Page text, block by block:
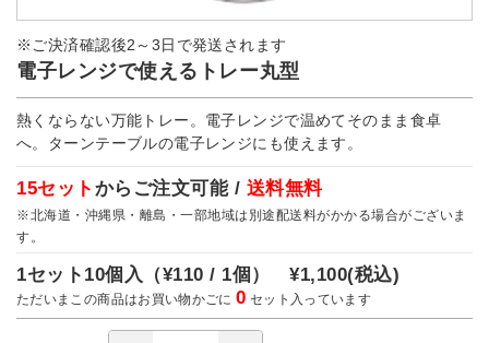
※ご決済確認後2～3日で発送されます
電子レンジで使えるトレー丸型
熱くならない万能トレー。電子レンジで温めてそのまま食卓
へ。ターンテーブルの電子レンジにも使えます。
15セット からご注文可能 / 送料無料
※北海道・沖縄県・離島・一部地域は別途配送料がかかる場合がございま
す。
1セット10個入（¥110 / 1個）¥1,100(税込)
ただいまこの商品はお買い物かごに0 セット入っています